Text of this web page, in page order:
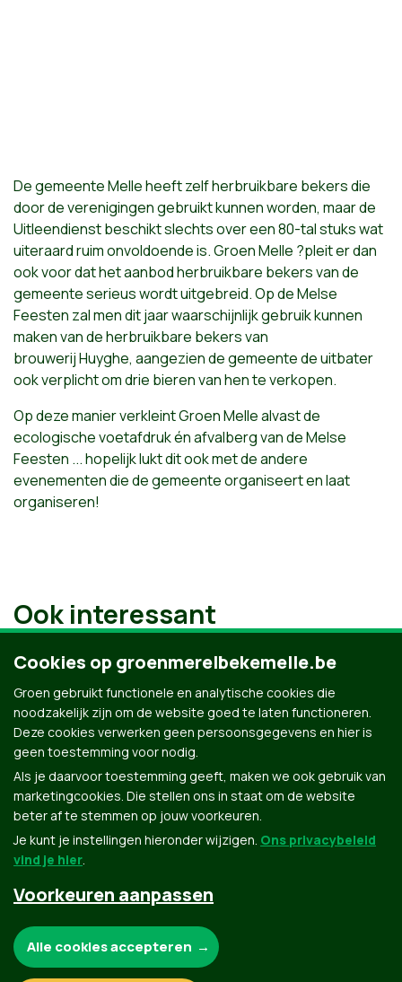
De gemeente Melle heeft zelf herbruikbare bekers die
door de verenigingen gebruikt kunnen worden, maar de
Uitleendienst beschikt slechts over een 80-tal stuks wat
uiteraard ruim onvoldoende is. Groen Melle ?pleit er dan
ook voor dat het aanbod herbruikbare bekers van de
gemeente serieus wordt uitgebreid. Op de Melse
Feesten zal men dit jaar waarschijnlijk gebruik kunnen
maken van de herbruikbare bekers van
brouwerij Huyghe, aangezien de gemeente de uitbater
ook verplicht om drie bieren van hen te verkopen.
Op deze manier verkleint Groen Melle alvast de
ecologische voetafdruk én afvalberg van de Melse
Feesten ... hopelijk lukt dit ook met de andere
evenementen die de gemeente organiseert en laat
organiseren!
Ook interessant
Groen.be
Contact Privacybeleid
Cookies op groenmerelbekemelle.be
Groen gebruikt functionele en analytische cookies die
noodzakelijk zijn om de website goed te laten functioneren.
Deze cookies verwerken geen persoonsgegevens en hier is
geen toestemming voor nodig.
Als je daarvoor toestemming geeft, maken we ook gebruik van
marketingcookies. Die stellen ons in staat om de website
beter af te stemmen op jouw voorkeuren.
Je kunt je instellingen hieronder wijzigen. Ons privacybeleid
vind je hier.
Voorkeuren aanpassen
Alle cookies accepteren